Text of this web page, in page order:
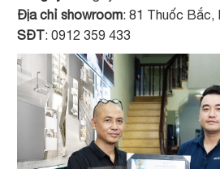
Địa chỉ showroom: 81 Thuốc Bắc,
SĐT: 0912 359 433